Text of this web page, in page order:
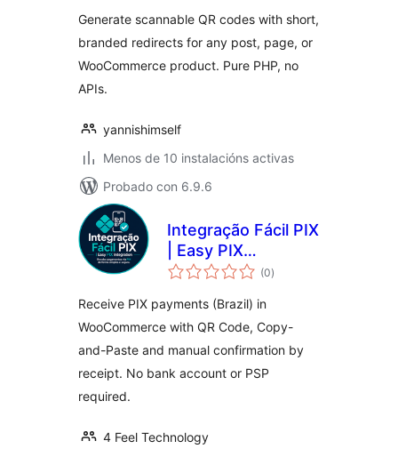
Generate scannable QR codes with short,
branded redirects for any post, page, or
WooCommerce product. Pure PHP, no
APIs.
yannishimself
Menos de 10 instalacións activas
Probado con 6.9.6
Integração Fácil PIX
| Easy PIX
Integration
(0valoracións
totais
)
Receive PIX payments (Brazil) in
WooCommerce with QR Code, Copy-
and-Paste and manual confirmation by
receipt. No bank account or PSP
required.
4 Feel Technology